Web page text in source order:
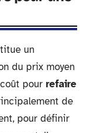
un
du prix moyen
pour refaire
de
pour définir